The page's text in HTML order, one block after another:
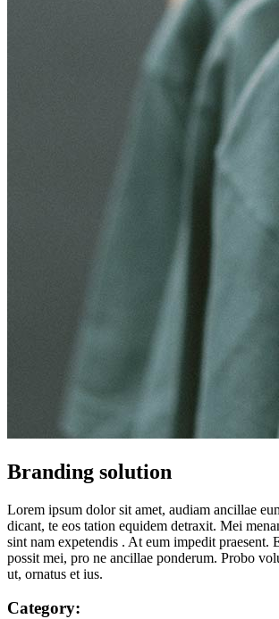
Branding solution
Lorem ipsum dolor sit amet, audiam ancillae
dicant, te eos tation equidem detraxit. Mei
sint nam expetendis . At eum impedit praesent.
possit mei, pro ne ancillae ponderum. Probo
ut, ornatus et ius.
Category: